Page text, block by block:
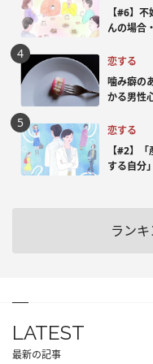
【#6】
んの場合
恋する
噛み癖の
かる男性
恋する
【#2】
する自分
ラン
LATEST
最新の記事